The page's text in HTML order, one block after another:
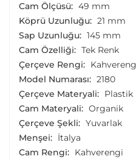
Cam Ölçüsü: 49 mm
Köprü Uzunluğu: 21 mm
Sap Uzunluğu: 145 mm
Cam Özelliği: Tek Renk
Çerçeve Rengi:
Model Numarası: 2180
Çerçeve Materyali: Plastik
Cam Materyali: Organik
Çerçeve Şekli: Yuvarlak
Menşei: İtalya
Cam Rengi: Kahverengi